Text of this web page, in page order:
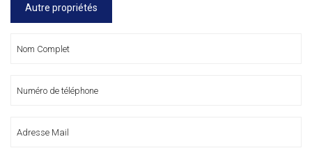
Autre propriétés